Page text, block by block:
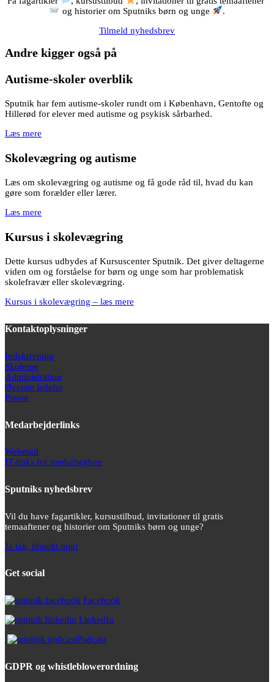
og historier om Sputniks børn og unge
.
Tilmeld nyhedsbrev
Andre kigger også på
Autisme-skoler overblik
Sputnik har fem autisme-skoler rundt om i København, Gentofte og
Hillerød for elever med autisme og psykisk sårbarhed.
Læs mere
Skolevægring og autisme
Læs om skolevægring og autisme og få gode råd til, hvad du kan
gøre som forælder eller lærer.
Læs mere
Kursus i skolevægring
Dette kursus udbydes af Kursuscenter Sputnik. Det giver deltagerne
viden om og forståelse for børn og unge som har problematisk
skolefravær eller skolevægring.
Kursus i skolevægring – læs mere
Kontaktoplysninger
Indskrivning
Skolerne
Administration
Øverste ledelse
Presse
Medarbejderlinks
Webmail
IT-links for medarbejdere
Sputniks nyhedsbrev
Vil du have fagartikler, kursustilbud, invitationer til gratis
temaaftener og historier om Sputniks børn og unge?
Ja tak, tilmeld mig!
Get social
Facebook
LinkedIn
Podcast
GDPR og whistleblowerordning